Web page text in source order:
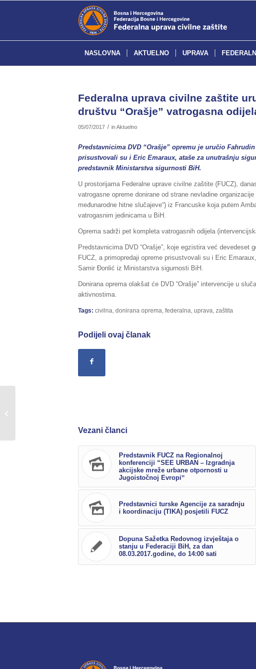
NASLOVNA AKTUELNO UPRAVA
Federalna uprava civilne zaštite
društvu “Orašje” vatrogasna
05/07/2017 / inAktuelno
Predstavnicima DVD “Orašje” opremu je uručio
prisustvovali su i Eric Emaraux, ataše za unutrašnju
predstavnik Ministarstva sigurnosti BiH.
U prostorijama Federalne uprave civilne zaštite (FUCZ),
vatrogasne opreme donirane od strane nevladine
međunarodne hitne slučajeve“) iz Francuske koja putem
vatrogasnim jedinicama u BiH.
Oprema sadrži pet kompleta vatrogasnih odijela
Predstavnicima DVD “Orašje”, koje egzistira već devedeset
FUCZ, a primopredaji opreme prisustvovali su i Eric
Samir Đonlić iz Ministarstva sigurnosti BiH.
Donirana oprema olakšat će DVD “Orašje” intervencije u
aktivnostima.
Tags: civilna donirana oprema federalna uprava zaštita
Podijeli ovaj članak
Vezani članci
Predstavnik FUCZ na Regionalnoj
konferenciji “SEE URBAN – Izgradnja
akcijske mreže urbane otpornosti u
Jugoistočnoj Evropiˮ
Predstavnici turske Agencije za saradnju
i koordinaciju (TIKA) posjetili FUCZ
Dopuna Sažetka Redovnog izvještaja o
stanju u Federaciji BiH, za dan
08.03.2017.godine, do 14:00 sati